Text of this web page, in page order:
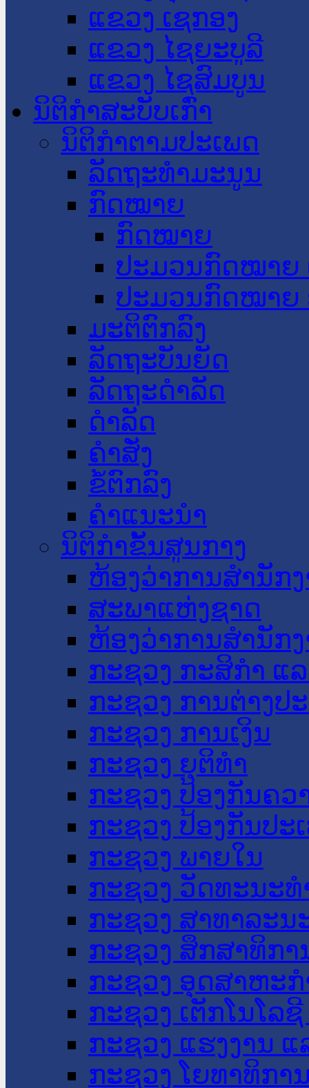
ແຂວງ ເຊກອງ
ແຂວງ ໄຊຍະບູລີ
ແຂວງ ໄຊສົມບູນ
ນິຕິກໍາສະບັບເກົ່າ
ນິຕິກຳຕາມປະເພດ
ລັດຖະທໍາມະນູນ
ກົດໝາຍ
ກົດໝາຍ
ປະມວນກົດໝາຍ
ປະມວນກົດໝາຍ
ມະຕິຕົກລົງ
ລັດຖະບັນຍັດ
ລັດຖະດໍາລັດ
ດໍາລັດ
ຄໍາສັ່ງ
ຂໍ້ຕົກລົງ
ຄໍາແນະນໍາ
ນິຕິກໍາຂັ້ນສູນກາງ
ຫ້ອງວ່າການສໍານັກ
ສະພາແຫ່ງຊາດ
ຫ້ອງວ່າການສຳນັກ
ກະຊວງ ກະສິກຳ ແ
ກະຊວງ ການຕ່າງປ
ກະຊວງ ການເງິນ
ກະຊວງ ຍຸຕິທໍາ
ກະຊວງ ປ້ອງກັນຄວ
ກະຊວງ ປ້ອງກັນປະ
ກະຊວງ ພາຍໃນ
ກະຊວງ ວັດທະນະ
ກະຊວງ ສາທາລະນ
ກະຊວງ ສຶກສາທິກາ
ກະຊວງ ອຸດສາຫະ
ກະຊວງ ເຕັກໂນໂລ
ກະຊວງ ແຮງງານ
ກະຊວງ ໂຍທາທິກາ